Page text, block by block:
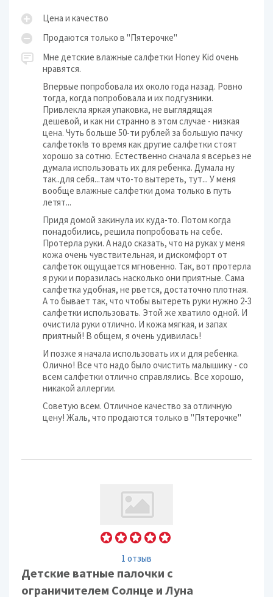
Цена и качество
Продаются только в "Пятерочке"
Мне детские влажные салфетки Honey Kid очень
нравятся.
Впервые попробовала их около года назад. Ровно
тогда, когда попробовала и их подгузники.
Привлекла яркая упаковка, не выглядящая
дешевой, и как ни странно в этом случае - низкая
цена. Чуть больше 50-ти рублей за большую пачку
салфеток!в то время как другие салфетки стоят
хорошо за сотню. Естественно сначала я всерьез не
думала использовать их для ребенка. Думала ну
так..для себя...там что-то вытереть, тут... У меня
вообще влажные салфетки дома только в путь
летят...
Придя домой закинула их куда-то. Потом когда
понадобились, решила попробовать на себе.
Протерла руки. А надо сказать, что на руках у меня
кожа очень чувствительная, и дискомфорт от
салфеток ощущается мгновенно. Так, вот протерла
я руки и поразилась насколько они приятные. Сама
салфетка удобная, не рвется, достаточно плотная.
А то бывает так, что чтобы вытереть руки нужно 2-3
салфетки использовать. Этой же хватило одной. И
очистила руки отлично. И кожа мягкая, и запах
приятный! В общем, я очень удивилась!
И позже я начала использовать их и для ребенка.
Олично! Все что надо было очистить малышику - со
всем салфетки отлично справлялись. Все хорошо,
никакой аллергии.
Советую всем. Отличное качество за отличную
цену! Жаль, что продаются только в "Пятерочке"
1 отзыв
Детские ватные палочки с
ограничителем Солнце и Луна